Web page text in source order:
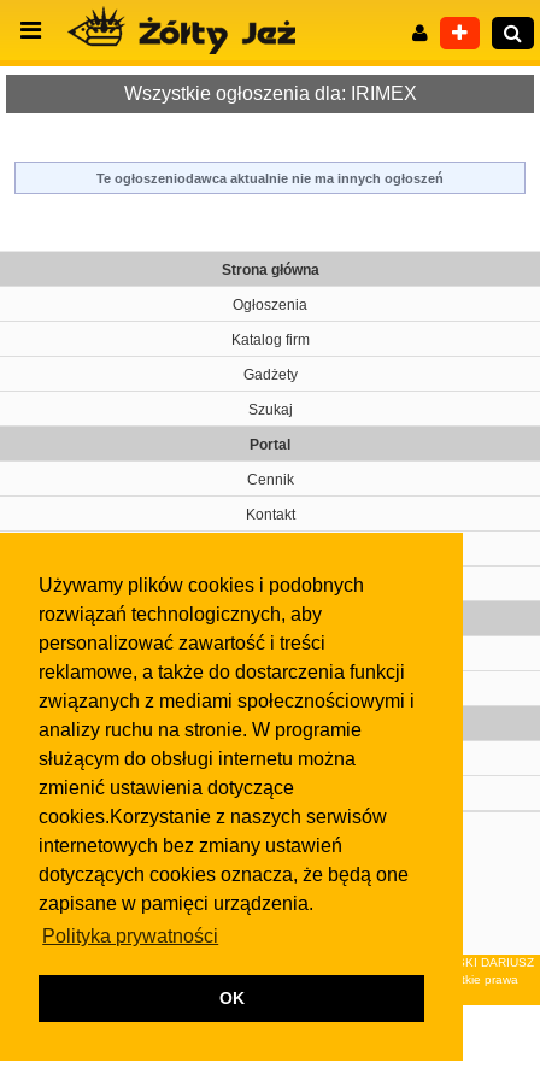
Używamy plików cookies i podobnych
rozwiązań technologicznych, aby
personalizować zawartość i treści
reklamowe, a także do dostarczenia funkcji
związanych z mediami społecznościowymi i
analizy ruchu na stronie. W programie
służącym do obsługi internetu można
zmienić ustawienia dotyczące
cookies.Korzystanie z naszych serwisów
internetowych bez zmiany ustawień
dotyczących cookies oznacza, że będą one
zapisane w pamięci urządzenia.
Polityka prywatności
OK
Wyszukiwanie zaawansowane
Wszystkie ogłoszenia dla: IRIMEX
Te ogłoszeniodawca aktualnie nie ma innych ogłoszeń
Strona główna
Ogłoszenia
Katalog firm
Gadżety
Szukaj
Portal
Cennik
Kontakt
Pomoc
Gazeta
Olkusz
Kontakt
Strefa dla biznesu
Biura nieruchomości
Dealerzy i autokomisy
Skontaktuj się z nami
Korzystanie z tej strony oznacza akceptację postanowień
regulaminuiPolityki Prywatności
Klauzula FB
© 2026Wydawnictwo NEON sp. z o.o. (dawniej: FIRMA NEON MAREK KLUCZEWSKI DARIUSZ
KRAWCZYK s.c.) z siedzibą w Olkuszu, ul.Żuradzka 15, 32-300 Olkusz . Wszystkie prawa
zastrzeżone.